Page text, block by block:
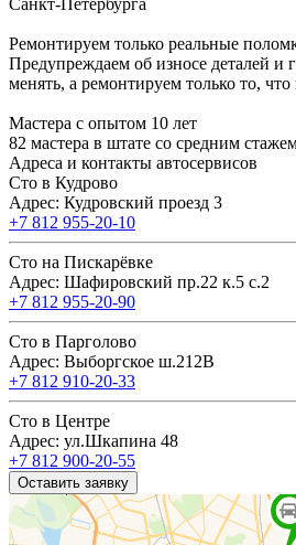
Санкт-Петербурга
Ремонтируем только реальные
Предупреждаем об износе деталей и
менять, а ремонтируем только то,
Мастера с опытом 10 лет
82 мастера в штате со средним
Адреса и контакты автосервисов
Сто в Кудрово
Адрес: Кудровский проезд 3
+7 812 955-20-10
Сто на Пискарёвке
Адрес: Шафировский пр.22 к.5 с.2
+7 812 955-20-90
Сто в Парголово
Адрес: Выборгское ш.212В
+7 812 910-20-33
Сто в Центре
Адрес: ул.Шкапина 48
+7 812 900-20-55
Оставить заявку